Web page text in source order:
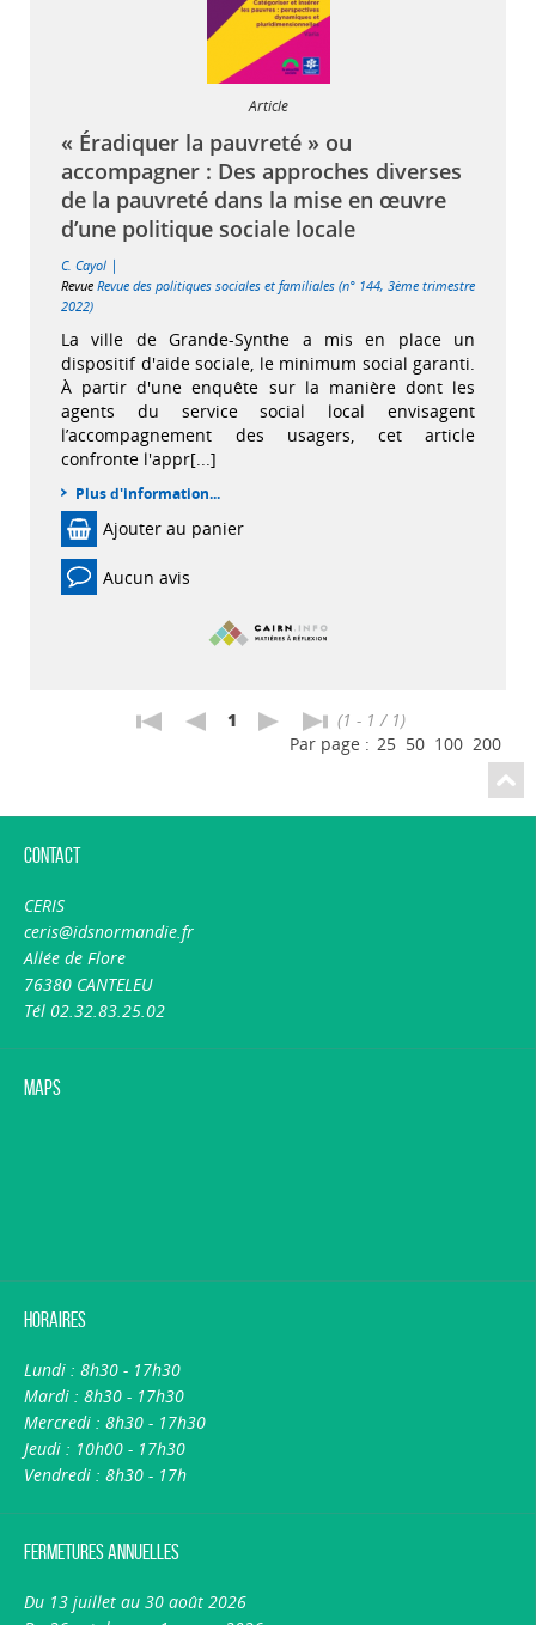
Article
« Éradiquer la pauvreté » ou
accompagner : Des approches diverses
de la pauvreté dans la mise en œuvre
d’une politique sociale locale
C. Cayol |
Revue Revue des politiques sociales et familiales (n° 144, 3ème trimestre
2022)
La ville de Grande-Synthe a mis en place un
dispositif d'aide sociale, le minimum social garanti.
À partir d'une enquête sur la manière dont les
agents du service social local envisagent
l’accompagnement des usagers, cet article
confronte l'appr[...]
Plus d'information...
Ajouter au panier
Aucun avis
1
(1 - 1 / 1)
Par page : 25 50 100 200
Contact
CERIS
ceris@idsnormandie.fr
Allée de Flore
76380 CANTELEU
Tél 02.32.83.25.02
Maps
Horaires
Lundi : 8h30 - 17h30
Mardi : 8h30 - 17h30
Mercredi : 8h30 - 17h30
Jeudi : 10h00 - 17h30
Vendredi : 8h30 - 17h
Fermetures annuelles
Du 13 juillet au 30 août 2026